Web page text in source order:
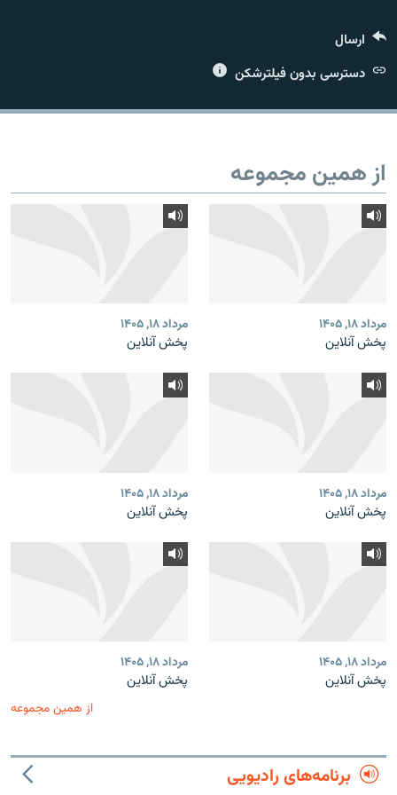
زبان‌های دیگر
ارسال
دسترسی بدون فیلترشکن
از همین مجموعه
مرداد ۱۸, ۱۴۰۵
پخش آنلاین
مرداد ۱۸, ۱۴۰۵
پخش آنلاین
مرداد ۱۸, ۱۴۰۵
پخش آنلاین
مرداد ۱۸, ۱۴۰۵
پخش آنلاین
مرداد ۱۸, ۱۴۰۵
پخش آنلاین
مرداد ۱۸, ۱۴۰۵
پخش آنلاین
از همین مجموعه
برنامه‌های رادیویی